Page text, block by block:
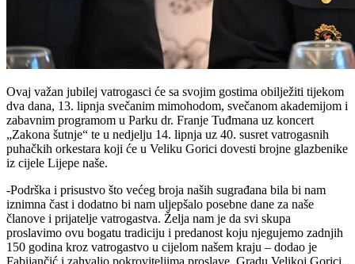
Ovaj važan jubilej vatrogasci će sa svojim gostima obilježiti tijekom
dva dana, 13. lipnja svečanim mimohodom, svečanom akademijom i
zabavnim programom u Parku dr. Franje Tuđmana uz koncert
„Zakona šutnje“ te u nedjelju 14. lipnja uz 40. susret vatrogasnih
puhačkih orkestara koji će u Veliku Gorici dovesti brojne glazbenike
iz cijele Lijepe naše.
-Podrška i prisustvo što većeg broja naših sugrađana bila bi nam
iznimna čast i dodatno bi nam uljepšalo posebne dane za naše
članove i prijatelje vatrogastva. Želja nam je da svi skupa
proslavimo ovu bogatu tradiciju i predanost koju njegujemo zadnjih
150 godina kroz vatrogastvo u cijelom našem kraju – dodao je
Fabijančić i zahvalio pokroviteljima proslave, Gradu Velikoj Gorici,